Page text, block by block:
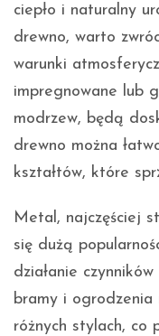
ciepło i naturalny
drewno, warto
warunki
impregnowane lub
modrzew, będą
drewno można
kształtów, które
Metal, najczęściej
się dużą
działanie
bramy i
różnych stylach, co